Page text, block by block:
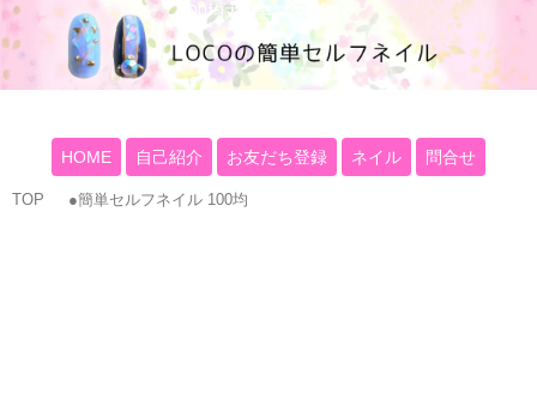
100均大好きママブログ
HOME 自己紹介 お友だち登録 ネイル 問合せ
TOP ●簡単セルフネイル 100均